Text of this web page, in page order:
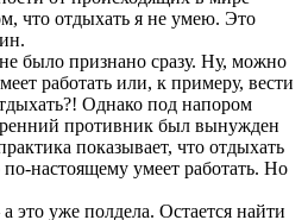
что отдыхать я не умею. Это
было признано сразу. Ну, можно
работать или, к примеру, вести
Однако под напором
противник был вынужден
показывает, что отдыхать
настоящему умеет работать. Но
уже полдела. Остается найти